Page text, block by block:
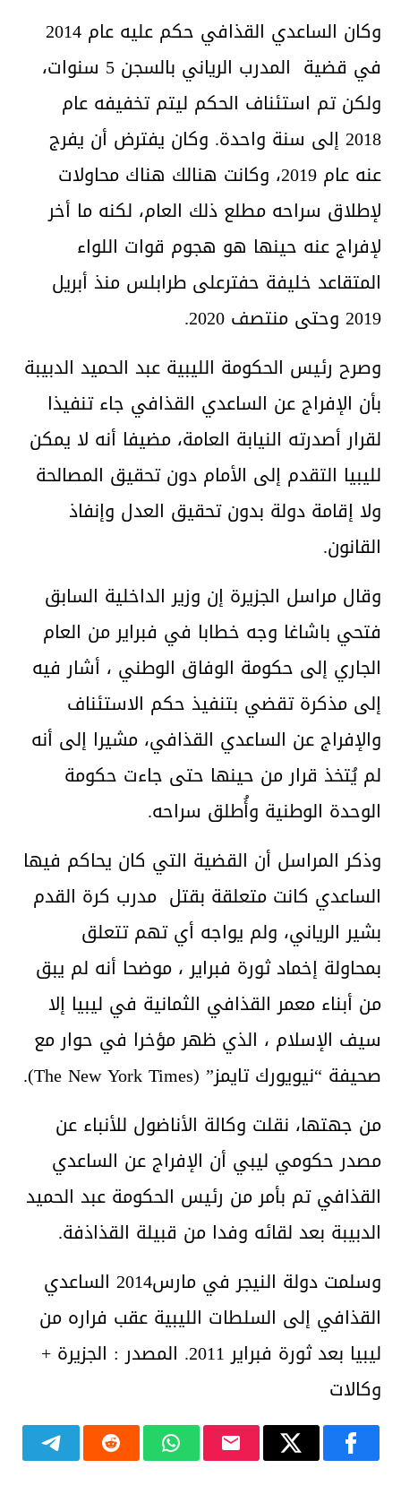
وكان الساعدي القذافي حكم عليه عام 2014
في قضية المدرب الرياني بالسجن 5 سنوات،
ولكن تم استئناف الحكم ليتم تخفيفه عام
2018 إلى سنة واحدة. وكان يفترض أن يفرج
عنه عام 2019، وكانت هنالك هناك محاولات
لإطلاق سراحه مطلع ذلك العام، لكنه ما أخر
لإفراج عنه حينها هو هجوم قوات اللواء
المتقاعد خليفة حفترعلى طرابلس منذ أبريل
2019 وحتى منتصف 2020.
وصرح رئيس الحكومة الليبية عبد الحميد الدبيبة
بأن الإفراج عن الساعدي القذافي جاء تنفيذا
لقرار أصدرته النيابة العامة، مضيفا أنه لا يمكن
لليبيا التقدم إلى الأمام دون تحقيق المصالحة
ولا إقامة دولة بدون تحقيق العدل وإنفاذ
القانون.
وقال مراسل الجزيرة إن وزير الداخلية السابق
فتحي باشاغا وجه خطابا في فبراير من العام
الجاري إلى حكومة الوفاق الوطني ، أشار فيه
إلى مذكرة تقضي بتنفيذ حكم الاستئناف
والإفراج عن الساعدي القذافي، مشيرا إلى أنه
لم يُتخذ قرار من حينها حتى جاءت حكومة
الوحدة الوطنية وأُطلق سراحه.
وذكر المراسل أن القضية التي كان يحاكم فيها
الساعدي كانت متعلقة بقتل مدرب كرة القدم
بشير الرياني، ولم يواجه أي تهم تتعلق
بمحاولة إخماد ثورة فبراير ، موضحا أنه لم يبق
من أبناء معمر القذافي الثمانية في ليبيا إلا
سيف الإسلام ، الذي ظهر مؤخرا في حوار مع
صحيفة “نيويورك تايمز” (The New York Times).
من جهتها، نقلت وكالة الأناضول للأنباء عن
مصدر حكومي ليبي أن الإفراج عن الساعدي
القذافي تم بأمر من رئيس الحكومة عبد الحميد
الدبيبة بعد لقائه وفدا من قبيلة القذاذفة.
وسلمت دولة النيجر في مارس2014 الساعدي
القذافي إلى السلطات الليبية عقب فراره من
ليبيا بعد ثورة فبراير 2011. المصدر : الجزيرة +
وكالات